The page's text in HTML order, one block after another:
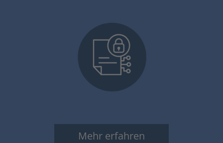
Mehr erfahren